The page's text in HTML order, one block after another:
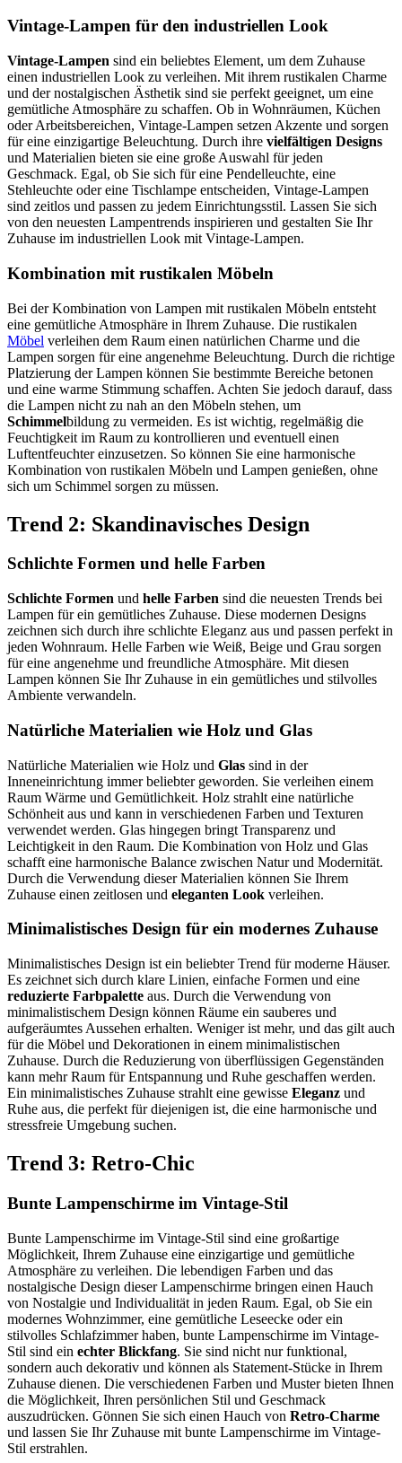
Vintage-Lampen für den industriellen Look
Vintage-Lampen sind ein beliebtes Element, um dem Zuhause
einen industriellen Look zu verleihen. Mit ihrem rustikalen Charme
und der nostalgischen Ästhetik sind sie perfekt geeignet, um eine
gemütliche Atmosphäre zu schaffen. Ob in Wohnräumen, Küchen
oder Arbeitsbereichen, Vintage-Lampen setzen Akzente und sorgen
für eine einzigartige Beleuchtung. Durch ihre vielfältigen Designs
und Materialien bieten sie eine große Auswahl für jeden
Geschmack. Egal, ob Sie sich für eine Pendelleuchte, eine
Stehleuchte oder eine Tischlampe entscheiden, Vintage-Lampen
sind zeitlos und passen zu jedem Einrichtungsstil. Lassen Sie sich
von den neuesten Lampentrends inspirieren und gestalten Sie Ihr
Zuhause im industriellen Look mit Vintage-Lampen.
Kombination mit rustikalen Möbeln
Bei der Kombination von Lampen mit rustikalen Möbeln entsteht
eine gemütliche Atmosphäre in Ihrem Zuhause. Die rustikalen
Möbel verleihen dem Raum einen natürlichen Charme und die
Lampen sorgen für eine angenehme Beleuchtung. Durch die richtige
Platzierung der Lampen können Sie bestimmte Bereiche betonen
und eine warme Stimmung schaffen. Achten Sie jedoch darauf, dass
die Lampen nicht zu nah an den Möbeln stehen, um
Schimmelbildung zu vermeiden. Es ist wichtig, regelmäßig die
Feuchtigkeit im Raum zu kontrollieren und eventuell einen
Luftentfeuchter einzusetzen. So können Sie eine harmonische
Kombination von rustikalen Möbeln und Lampen genießen, ohne
sich um Schimmel sorgen zu müssen.
Trend 2: Skandinavisches Design
Schlichte Formen und helle Farben
Schlichte Formen und helle Farben sind die neuesten Trends bei
Lampen für ein gemütliches Zuhause. Diese modernen Designs
zeichnen sich durch ihre schlichte Eleganz aus und passen perfekt in
jeden Wohnraum. Helle Farben wie Weiß, Beige und Grau sorgen
für eine angenehme und freundliche Atmosphäre. Mit diesen
Lampen können Sie Ihr Zuhause in ein gemütliches und stilvolles
Ambiente verwandeln.
Natürliche Materialien wie Holz und Glas
Natürliche Materialien wie Holz und Glas sind in der
Inneneinrichtung immer beliebter geworden. Sie verleihen einem
Raum Wärme und Gemütlichkeit. Holz strahlt eine natürliche
Schönheit aus und kann in verschiedenen Farben und Texturen
verwendet werden. Glas hingegen bringt Transparenz und
Leichtigkeit in den Raum. Die Kombination von Holz und Glas
schafft eine harmonische Balance zwischen Natur und Modernität.
Durch die Verwendung dieser Materialien können Sie Ihrem
Zuhause einen zeitlosen und eleganten Look verleihen.
Minimalistisches Design für ein modernes Zuhause
Minimalistisches Design ist ein beliebter Trend für moderne Häuser.
Es zeichnet sich durch klare Linien, einfache Formen und eine
reduzierte Farbpalette aus. Durch die Verwendung von
minimalistischem Design können Räume ein sauberes und
aufgeräumtes Aussehen erhalten. Weniger ist mehr, und das gilt auch
für die Möbel und Dekorationen in einem minimalistischen
Zuhause. Durch die Reduzierung von überflüssigen Gegenständen
kann mehr Raum für Entspannung und Ruhe geschaffen werden.
Ein minimalistisches Zuhause strahlt eine gewisse Eleganz und
Ruhe aus, die perfekt für diejenigen ist, die eine harmonische und
stressfreie Umgebung suchen.
Trend 3: Retro-Chic
Bunte Lampenschirme im Vintage-Stil
Bunte Lampenschirme im Vintage-Stil sind eine großartige
Möglichkeit, Ihrem Zuhause eine einzigartige und gemütliche
Atmosphäre zu verleihen. Die lebendigen Farben und das
nostalgische Design dieser Lampenschirme bringen einen Hauch
von Nostalgie und Individualität in jeden Raum. Egal, ob Sie ein
modernes Wohnzimmer, eine gemütliche Leseecke oder ein
stilvolles Schlafzimmer haben, bunte Lampenschirme im Vintage-
Stil sind ein echter Blickfang. Sie sind nicht nur funktional,
sondern auch dekorativ und können als Statement-Stücke in Ihrem
Zuhause dienen. Die verschiedenen Farben und Muster bieten Ihnen
die Möglichkeit, Ihren persönlichen Stil und Geschmack
auszudrücken. Gönnen Sie sich einen Hauch von Retro-Charme
und lassen Sie Ihr Zuhause mit bunte Lampenschirme im Vintage-
Stil erstrahlen.